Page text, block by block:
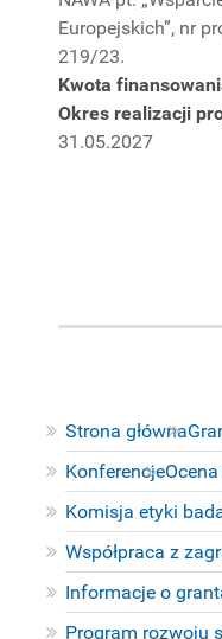
Strona główna
Konferencje
Komisja etyki
Współpraca z
Informacje o
Program rozwoju
Europejskich”, nr
219/23.
Kwota
Okres realizacji
31.05.2027